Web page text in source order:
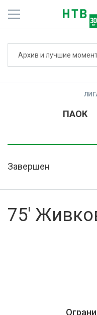
О сайте
Архив и лучшие
ПАОК
Завершен
75'